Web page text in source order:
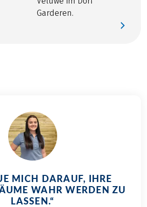
Garderen.
MICH DARAUF, IHRE
WAHR WERDEN ZU
LASSEN.“